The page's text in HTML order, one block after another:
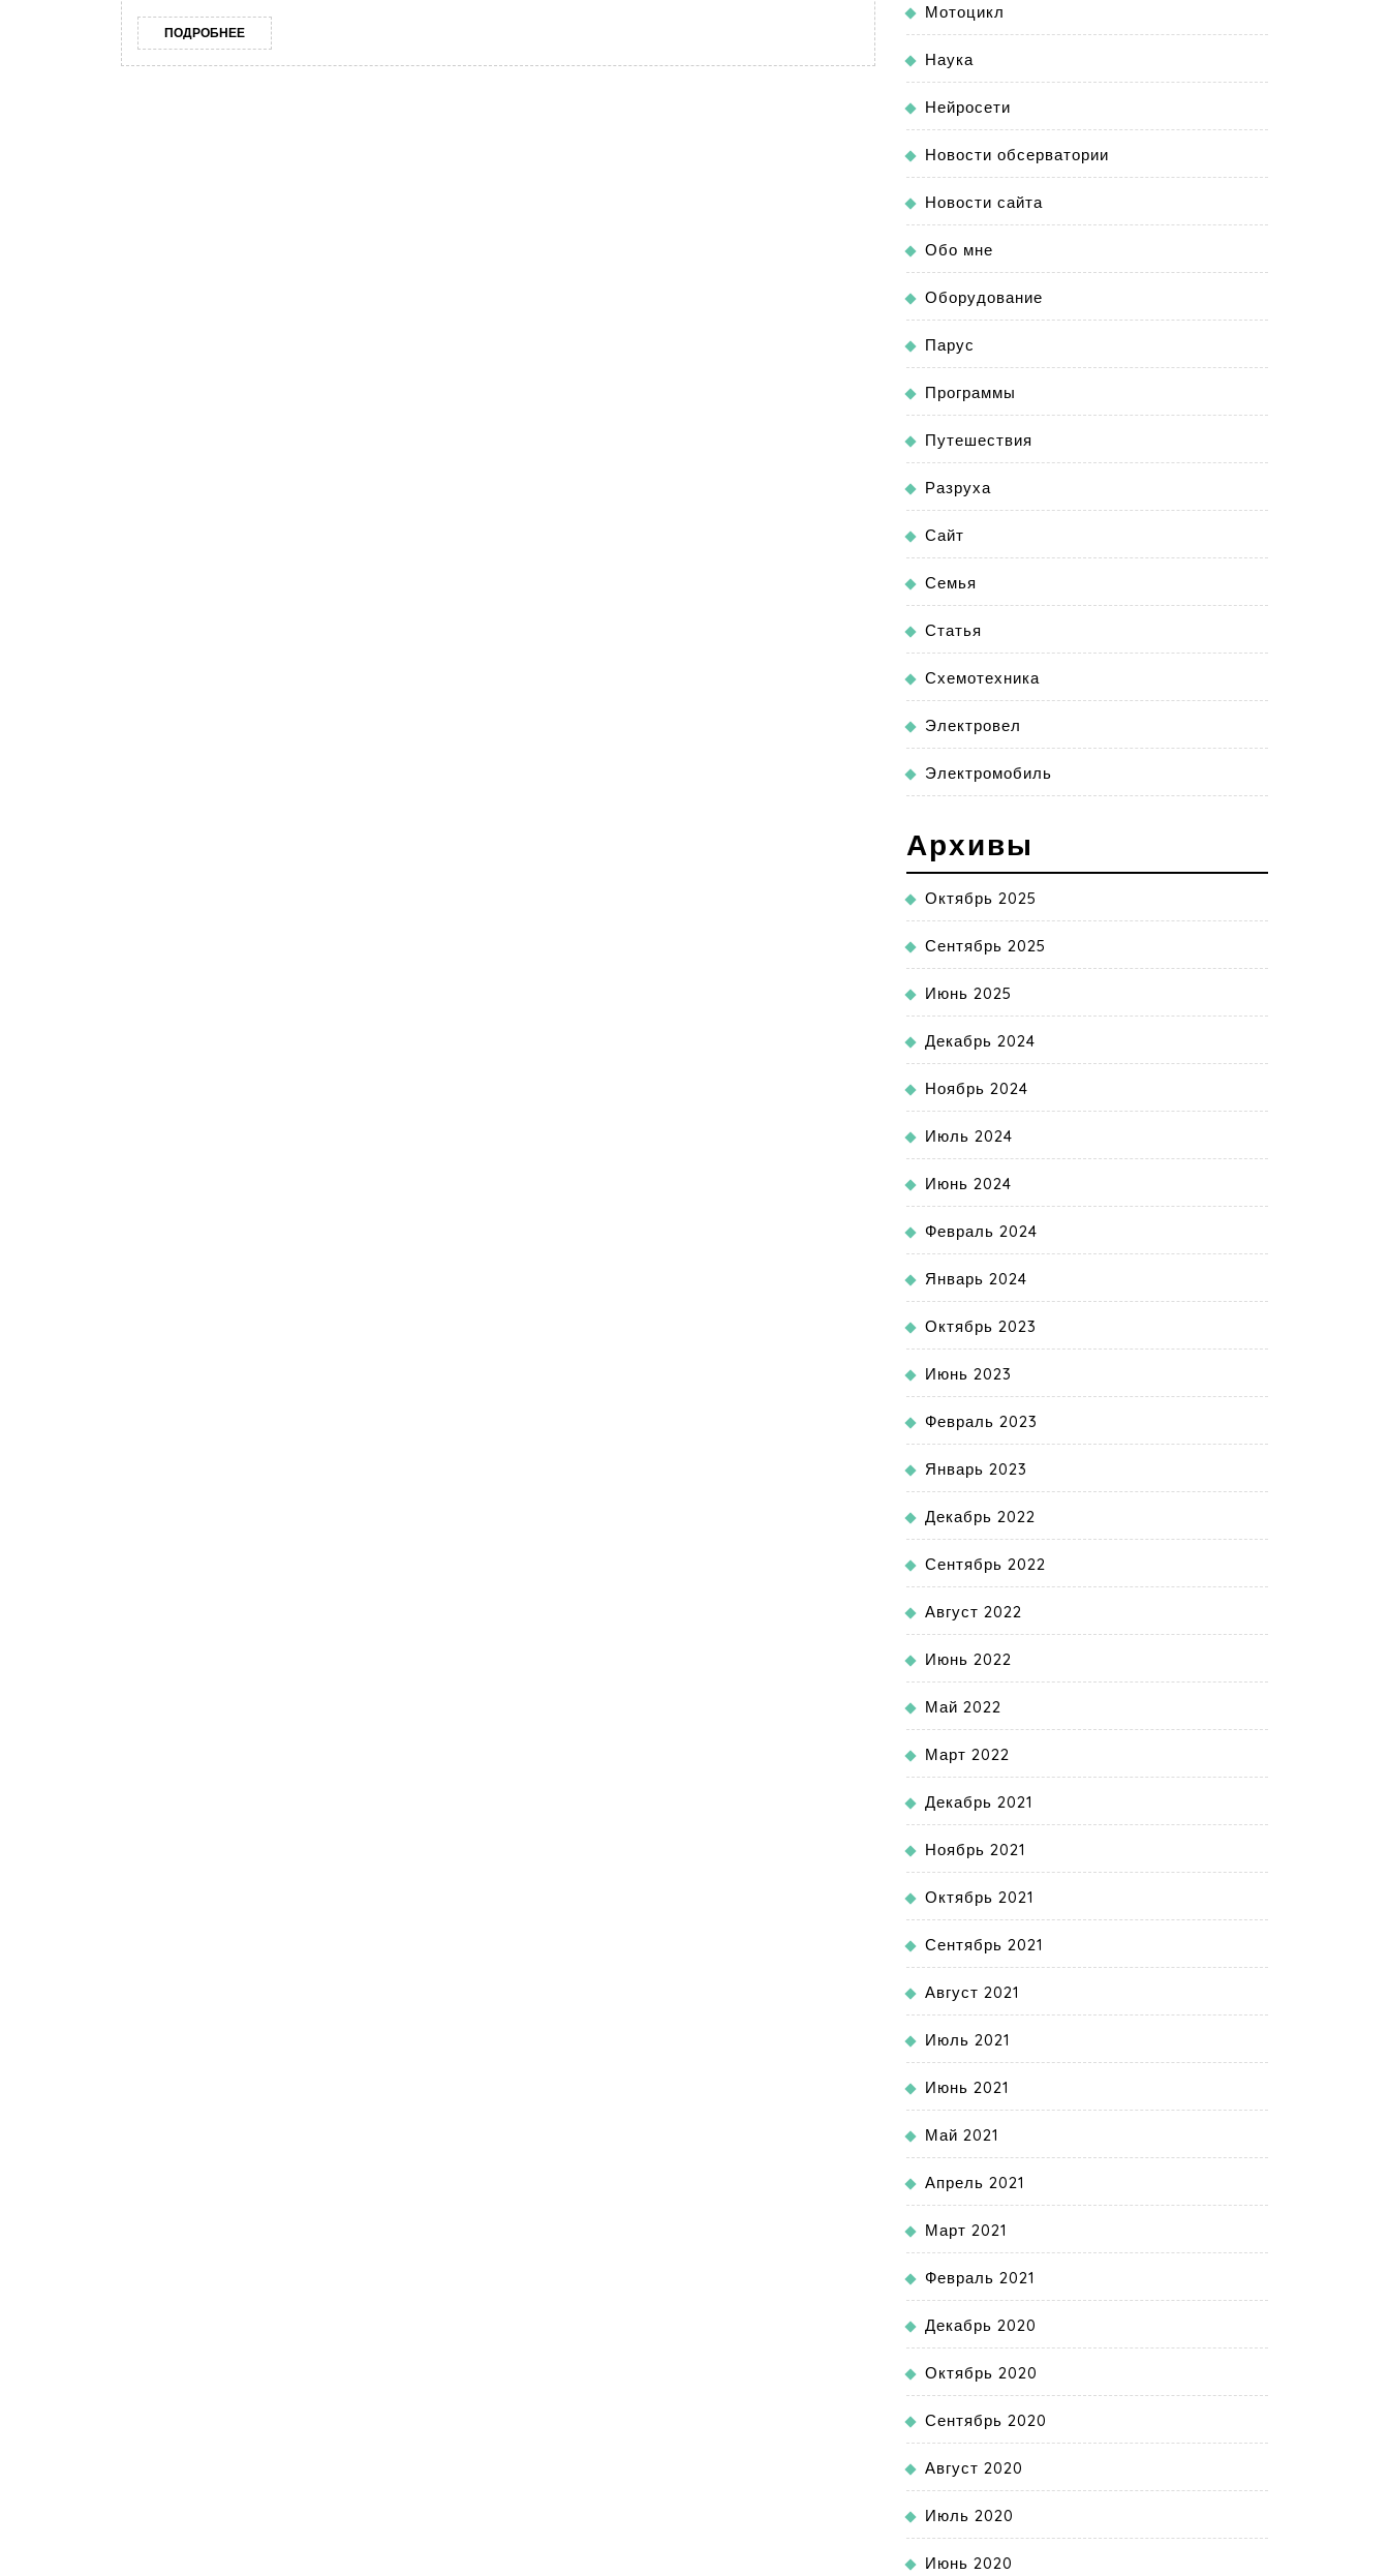
ПОДРОБНЕЕ
Мотоцикл
Наука
Нейросети
Новости обсерватории
Новости сайта
Обо мне
Оборудование
Парус
Программы
Путешествия
Разруха
Сайт
Семья
Статья
Схемотехника
Электровел
Электромобиль
Архивы
Октябрь 2025
Сентябрь 2025
Июнь 2025
Декабрь 2024
Ноябрь 2024
Июль 2024
Июнь 2024
Февраль 2024
Январь 2024
Октябрь 2023
Июнь 2023
Февраль 2023
Январь 2023
Декабрь 2022
Сентябрь 2022
Август 2022
Июнь 2022
Май 2022
Март 2022
Декабрь 2021
Ноябрь 2021
Октябрь 2021
Сентябрь 2021
Август 2021
Июль 2021
Июнь 2021
Май 2021
Апрель 2021
Март 2021
Февраль 2021
Декабрь 2020
Октябрь 2020
Сентябрь 2020
Август 2020
Июль 2020
Июнь 2020